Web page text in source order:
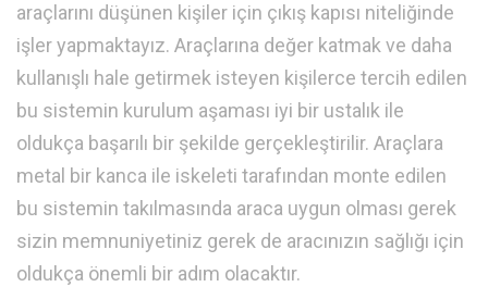
araçlarını düşünen kişiler için çıkış kapısı niteliğinde
işler yapmaktayız. Araçlarına değer katmak ve daha
kullanışlı hale getirmek isteyen kişilerce tercih edilen
bu sistemin kurulum aşaması iyi bir ustalık ile
oldukça başarılı bir şekilde gerçekleştirilir. Araçlara
metal bir kanca ile iskeleti tarafından monte edilen
bu sistemin takılmasında araca uygun olması gerek
sizin memnuniyetiniz gerek de aracınızın sağlığı için
oldukça önemli bir adım olacaktır.